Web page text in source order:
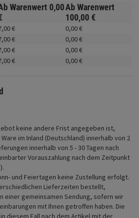
Fahrwerk
Zubehör
Merchandise
Warenwert 0,00Ab Warenwert
100,00 €
00€ 0,00€
00€ 0,00€
00€ 0,00€
00€ 0,00€
keine andere Frist angegeben ist,
im Inland (Deutschland) innerhalb von 2
innerhalb von 5 - 30 Tagen nach
Vorauszahlung nach dem Zeitpunkt
und Feiertagen keine Zustellung erfolgt.
Lieferzeiten bestellt,
einer gemeinsamen Sendung, sofern wir
mit Ihnen getroffen haben. Die
diesem Fall nach dem Artikel mit der